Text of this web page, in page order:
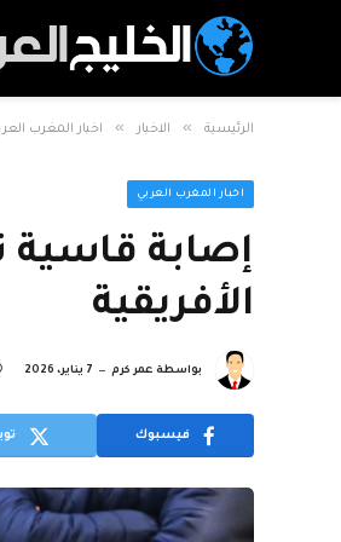
الرئيسية » الاخبار » اخبار المغرب
اخبار المغرب العربي
إصابة قاسية
الأفريقية
بواسطة عمر كرم 7 يناير، 2026
فيسبوك